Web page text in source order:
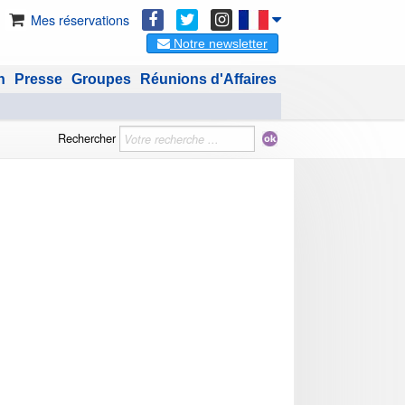
Mes réservations
Notre newsletter
Réunions d'Affaires
Groupes
Presse
Rechercher